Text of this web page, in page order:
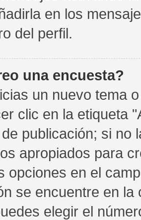
en los
del perfil.
una encuesta?
un nuevo tema
clic en la etiqueta
publicación; si no
apropiados para
opciones en el
se encuentre en
elegir el